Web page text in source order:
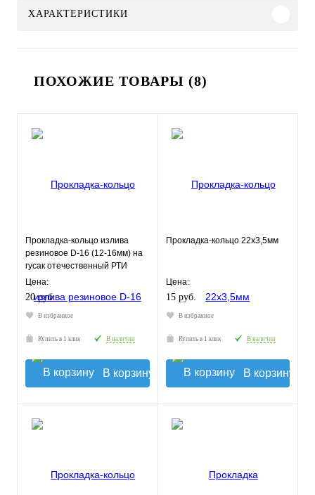
ХАРАКТЕРИСТИКИ
ПОХОЖИЕ ТОВАРЫ (8)
Прокладка-кольцо излива
резиновое D-16 (12-16мм) на
гусак отечественный РТИ
Цена:
20 руб.
В избранное
Купить в 1 клик В наличии
В корзину
Прокладка-кольцо 22х3,5мм
Цена:
15 руб.
В избранное
Купить в 1 клик В наличии
В корзину